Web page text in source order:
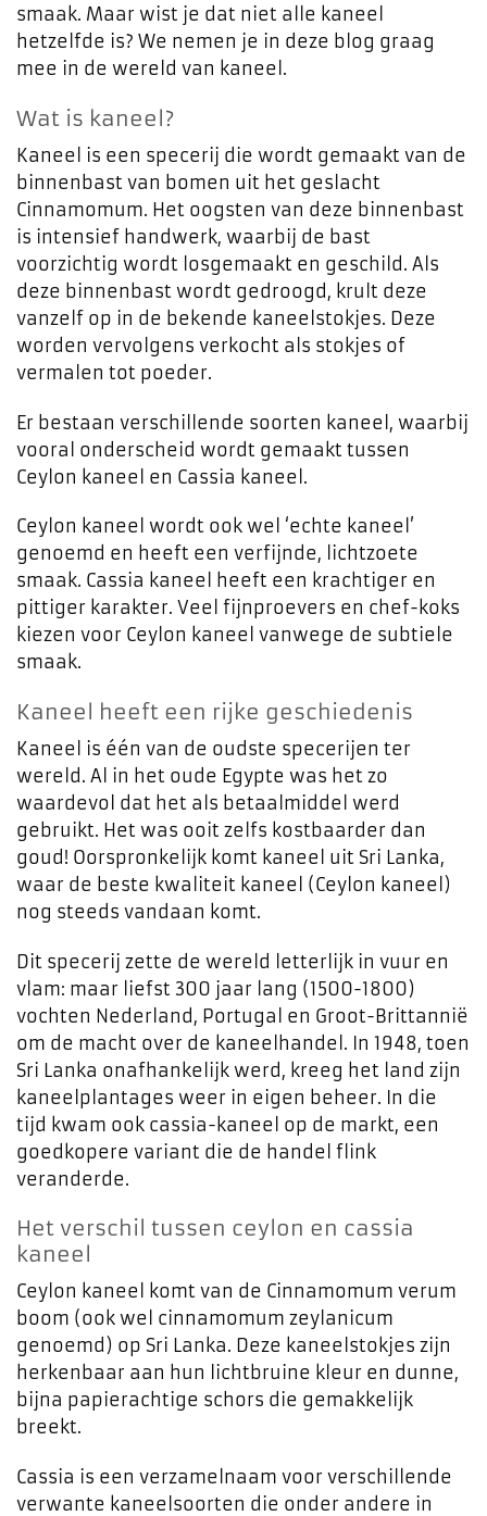
smaak. Maar wist je dat niet alle kaneel
hetzelfde is? We nemen je in deze blog graag
mee in de wereld van kaneel.
Wat is kaneel?
Kaneel is een specerij die wordt gemaakt van de
binnenbast van bomen uit het geslacht
Cinnamomum. Het oogsten van deze binnenbast
is intensief handwerk, waarbij de bast
voorzichtig wordt losgemaakt en geschild. Als
deze binnenbast wordt gedroogd, krult deze
vanzelf op in de bekende kaneelstokjes. Deze
worden vervolgens verkocht als stokjes of
vermalen tot poeder.
Er bestaan verschillende soorten kaneel, waarbij
vooral onderscheid wordt gemaakt tussen
Ceylon kaneel en Cassia kaneel.
Ceylon kaneel wordt ook wel ‘echte kaneel’
genoemd en heeft een verfijnde, lichtzoete
smaak. Cassia kaneel heeft een krachtiger en
pittiger karakter. Veel fijnproevers en chef-koks
kiezen voor Ceylon kaneel vanwege de subtiele
smaak.
Kaneel heeft een rijke geschiedenis
Kaneel is één van de oudste specerijen ter
wereld. Al in het oude Egypte was het zo
waardevol dat het als betaalmiddel werd
gebruikt. Het was ooit zelfs kostbaarder dan
goud! Oorspronkelijk komt kaneel uit Sri Lanka,
waar de beste kwaliteit kaneel (Ceylon kaneel)
nog steeds vandaan komt.
Dit specerij zette de wereld letterlijk in vuur en
vlam: maar liefst 300 jaar lang (1500-1800)
vochten Nederland, Portugal en Groot-Brittannië
om de macht over de kaneelhandel. In 1948, toen
Sri Lanka onafhankelijk werd, kreeg het land zijn
kaneelplantages weer in eigen beheer. In die
tijd kwam ook cassia-kaneel op de markt, een
goedkopere variant die de handel flink
veranderde.
Het verschil tussen ceylon en cassia
kaneel
Ceylon kaneel komt van de Cinnamomum verum
boom (ook wel cinnamomum zeylanicum
genoemd) op Sri Lanka. Deze kaneelstokjes zijn
herkenbaar aan hun lichtbruine kleur en dunne,
bijna papierachtige schors die gemakkelijk
breekt.
Cassia is een verzamelnaam voor verschillende
verwante kaneelsoorten die onder andere in